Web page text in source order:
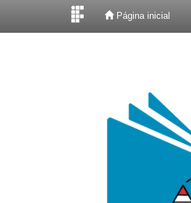
Página inicial